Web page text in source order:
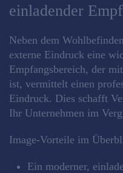
einladender
Neben dem
externe Eindruck eine
Empfangsbereich, der
ist, vermittelt einen
Eindruck. Dies schafft
Ihr Unternehmen im
Image-Vorteile im
Ein moderner,